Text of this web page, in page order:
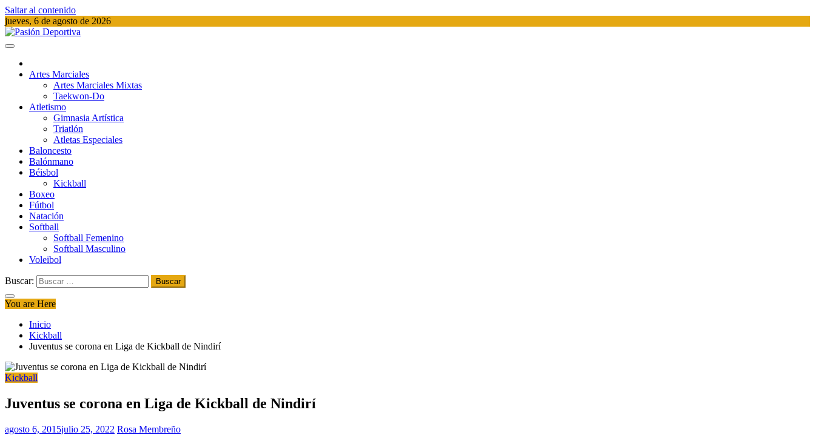
Saltar al contenido
jueves, 6 de agosto de 2026
Artes Marciales
Artes Marciales Mixtas
Taekwon-Do
Atletismo
Gimnasia Artística
Triatlón​
Atletas Especiales
Baloncesto
Balónmano
Béisbol
Kickball​
Boxeo
Fútbol
Natación​
Softball​
Softball​ Femenino
Softball​ Masculino
Voleibol​
Buscar:
You are Here
Inicio
Kickball
Juventus se corona en Liga de Kickball de Nindirí
Kickball
Juventus se corona en Liga de Kickball de Nindirí
agosto 6, 2015julio 25, 2022 Rosa Membreño